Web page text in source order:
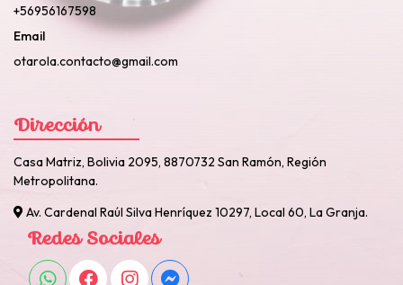
+56956167598
Email
otarola.contacto@gmail.com
Dirección
Casa Matriz, Bolivia 2095, 8870732 San Ramón, Región
Metropolitana.
Av. Cardenal Raúl Silva Henríquez 10297, Local 60, La Granja.
Redes Sociales